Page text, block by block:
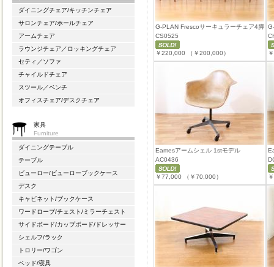
ダイニングチェア/キッチンチェア
サロンチェア/ホールチェア
アームチェア
ラウンジチェア／ロッキングチェア
セティ／ソファ
チャイルドチェア
スツール／ベンチ
オフィスチェア/デスクチェア
家具
Furniture
ダイニングテーブル
テーブル
ビューロー/ビューローブックケース
デスク
キャビネット/ブックケース
ワードローブ/チェスト/ミラーチェスト
サイドボード/カップボード/ドレッサー
シェルフ/ラック
トロリー/ワゴン
ベッド/寝具
G-PLAN Frescoサーキュラーチェア4脚
CS0525
￥220,000 （￥200,000）
Eamesアームシェル 1stモデル
AC0436
￥77,000 （￥70,000）